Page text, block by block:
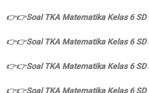
👉👉Soal TKA Matematika Kelas 6 SD
👉👉Soal TKA Matematika Kelas 6 SD
👉👉Soal TKA Matematika Kelas 6 SD
👉👉Soal TKA Matematika Kelas 6 SD